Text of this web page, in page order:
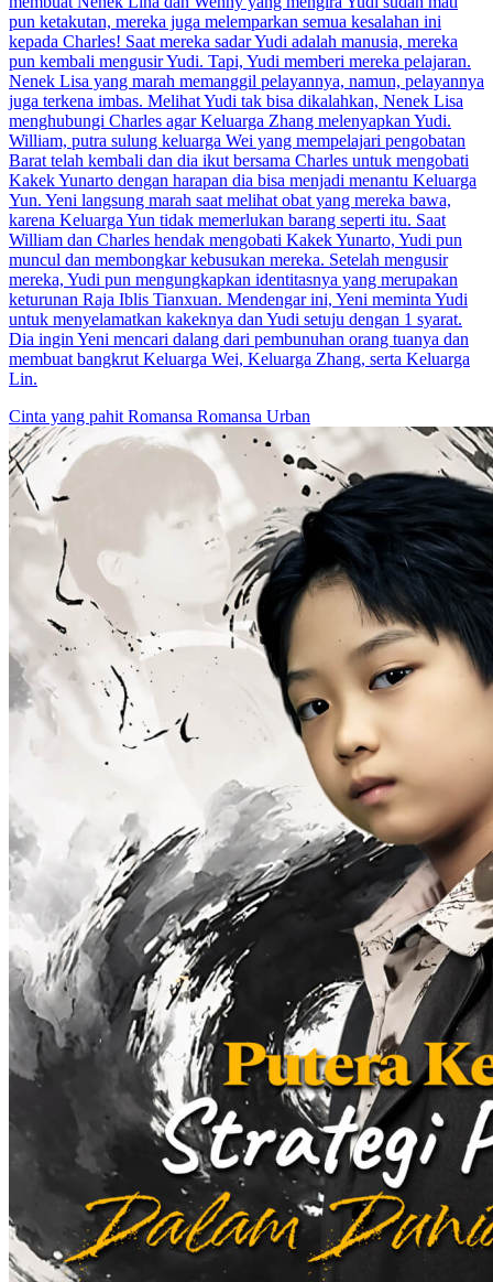
Menantu Dengan Kekuatan Sihir
60 Episodes
3 tahun lalu, Keluarga Ye bangkrut. Jadi, Yudi, si putra sulung pun
menikah dengan Keluarga Lin. Istrinya yang bernama Wenny buta,
agar istrinya bisa melihat kembali, Yudi pun mendonorkan
korneanya. Tak disangka, setelah Wenny bisa melihat, dia pun
bekerja sama dengan Nenek Lisa untuk mengusir Yudi. Saat Yudi
pergi, dia membawa lionton giok peninggalan ibunya. Charles, tuan
muda dari keluarga Zhang, yang melihat Yudi diusir berpura-pura
mengasihani Yudi dan menawarkan untuk mengantarnya pulang.
Tapi, dia malah menurunkan Yudi di tengah jalan dan membuatnya
kecelakaan! Darah Yudi mengalir ke dalam liontin giok itu dan
membangunkan Raja Iblis Tianxuan yang sedang tidur. Akhirnya,
Raja Iblis Tianxuan menyembuhkan mata Yudi dan memberinya
kekuatan sihir! Saat Yudi bangun, dia mengetahui bahwa
penabraknya adalah Yeni, putri Keluarga Yun yang merupakan
keluarga terkaya di Jiangzhou sehingga Yeni pun berhutang budi
pada Yudi. Jadi, Yudi berencana menggunakan Keluarga Yun untuk
balas dendam pada Keluarga Lin dan Keluarga Zhang! Yudi
kembali ke rumah Keluarga Lin untuk berpura-pura menjadi hantu
membuat Nenek Lina dan Wenny yang mengira Yudi sudah mati
pun ketakutan, mereka juga melemparkan semua kesalahan ini
kepada Charles! Saat mereka sadar Yudi adalah manusia, mereka
pun kembali mengusir Yudi. Tapi, Yudi memberi mereka pelajaran.
Nenek Lisa yang marah memanggil pelayannya, namun, pelayannya
juga terkena imbas. Melihat Yudi tak bisa dikalahkan, Nenek Lisa
menghubungi Charles agar Keluarga Zhang melenyapkan Yudi.
William, putra sulung keluarga Wei yang mempelajari pengobatan
Barat telah kembali dan dia ikut bersama Charles untuk mengobati
Kakek Yunarto dengan harapan dia bisa menjadi menantu Keluarga
Yun. Yeni langsung marah saat melihat obat yang mereka bawa,
karena Keluarga Yun tidak memerlukan barang seperti itu. Saat
William dan Charles hendak mengobati Kakek Yunarto, Yudi pun
muncul dan membongkar kebusukan mereka. Setelah mengusir
mereka, Yudi pun mengungkapkan identitasnya yang merupakan
keturunan Raja Iblis Tianxuan. Mendengar ini, Yeni meminta Yudi
untuk menyelamatkan kakeknya dan Yudi setuju dengan 1 syarat.
Dia ingin Yeni mencari dalang dari pembunuhan orang tuanya dan
membuat bangkrut Keluarga Wei, Keluarga Zhang, serta Keluarga
Lin.